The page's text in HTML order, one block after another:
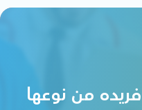
من نوعها